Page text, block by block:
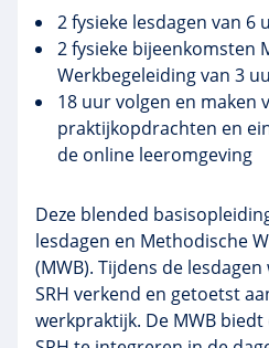
2 fysieke lesdagen van 6
2 fysieke bijeenkomsten
Werkbegeleiding van 3
18 uur volgen en maken
praktijkopdrachten en
de online leeromgeving
Deze blended
lesdagen en Methodische
(MWB). Tijdens de
SRH verkend en getoetst
werkpraktijk. De MWB